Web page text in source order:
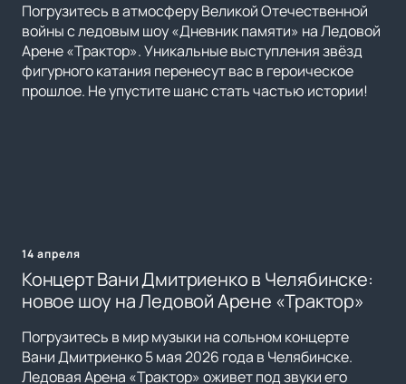
Погрузитесь в атмосферу Великой Отечественной
войны с ледовым шоу «Дневник памяти» на Ледовой
Арене «Трактор». Уникальные выступления звёзд
фигурного катания перенесут вас в героическое
прошлое. Не упустите шанс стать частью истории!
14 апреля
Концерт Вани Дмитриенко в Челябинске:
новое шоу на Ледовой Арене «Трактор»
Погрузитесь в мир музыки на сольном концерте
Вани Дмитриенко 5 мая 2026 года в Челябинске.
Ледовая Арена «Трактор» оживет под звуки его